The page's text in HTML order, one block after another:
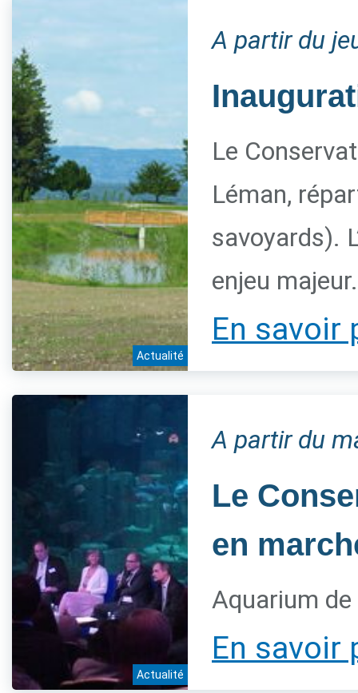
Actualité
A partir du
Le
Léman,
savoyards).
enjeu majeur.
En savoir
Actualité
A partir du
Le
en
Aquarium
En savoir